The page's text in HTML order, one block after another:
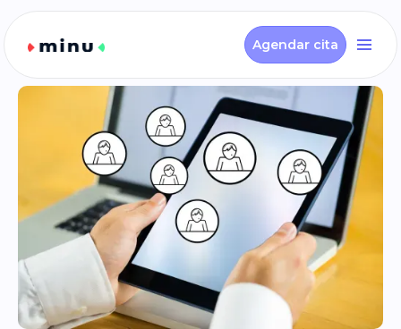
Agendar cita